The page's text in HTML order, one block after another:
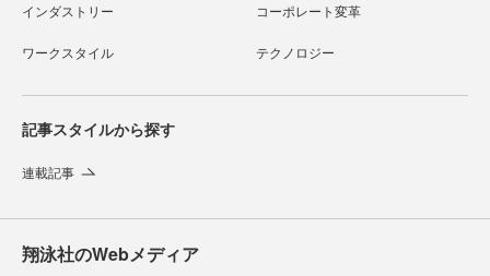
インダストリー コーポレート変革
ワークスタイル テクノロジー
記事スタイルから探す
連載記事
翔泳社のWebメディア